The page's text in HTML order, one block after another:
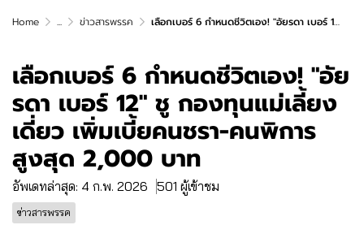
Home ... ข่าวสารพรรค เลือกเบอร์ 6 กำหนดชีวิตเอง! "อัยรดา เบอร์ 12" ชู กองทุนแม่เลี้ยงเดี่ยว เพิ่มเบี้ยคนชรา-คนพิการ สูงสุด 2,000 บาท
เลือกเบอร์ 6 กำหนดชีวิตเอง! "อัย
รดา เบอร์ 12" ชู กองทุนแม่เลี้ยง
เดี่ยว เพิ่มเบี้ยคนชรา-คนพิการ
สูงสุด 2,000 บาท
อัพเดทล่าสุด: 4 ก.พ. 2026 501 ผู้เข้าชม
ข่าวสารพรรค